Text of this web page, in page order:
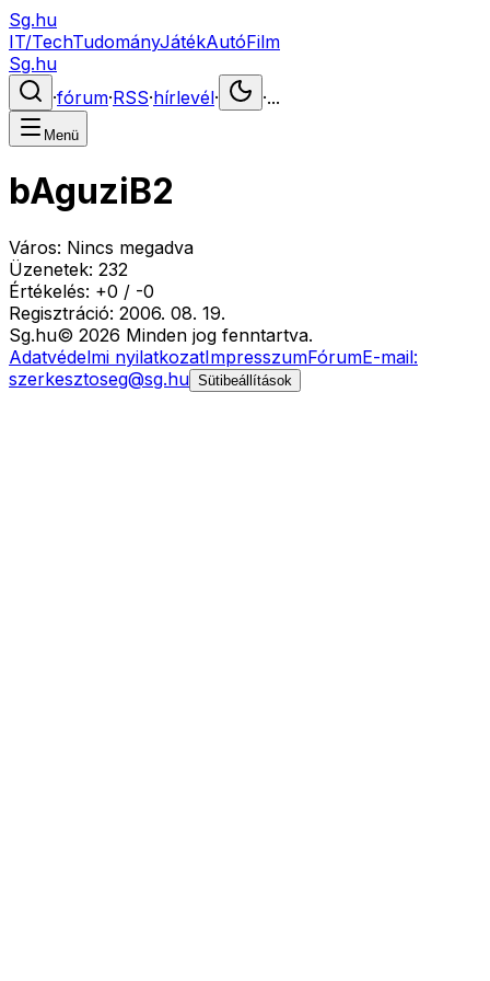
Sg.hu
IT/TechTudományJátékAutóFilm
Sg.hu
·fórum·RSS·hírlevél· ·...
Menü
bAguziB2
Város: Nincs megadva
Üzenetek: 232
Értékelés: +0 / -0
Regisztráció: 2006. 08. 19.
Sg.hu© 2026 Minden jog fenntartva.
Adatvédelmi nyilatkozatImpresszumFórumE-mail:
szerkesztoseg@sg.hu Sütibeállítások